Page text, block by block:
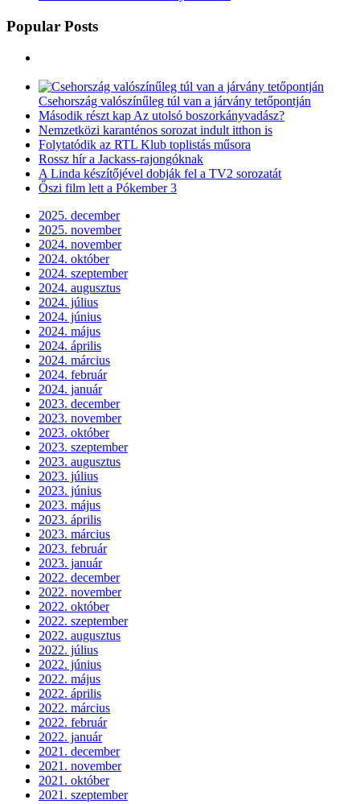
Popular Posts
Csehország valószínűleg túl van a járvány tetőpontján
Második részt kap Az utolsó boszorkányvadász?
Nemzetközi karanténos sorozat indult itthon is
Folytatódik az RTL Klub toplistás műsora
Rossz hír a Jackass-rajongóknak
A Linda készítőjével dobják fel a TV2 sorozatát
Őszi film lett a Pókember 3
2025. december
2025. november
2024. november
2024. október
2024. szeptember
2024. augusztus
2024. július
2024. június
2024. május
2024. április
2024. március
2024. február
2024. január
2023. december
2023. november
2023. október
2023. szeptember
2023. augusztus
2023. július
2023. június
2023. május
2023. április
2023. március
2023. február
2023. január
2022. december
2022. november
2022. október
2022. szeptember
2022. augusztus
2022. július
2022. június
2022. május
2022. április
2022. március
2022. február
2022. január
2021. december
2021. november
2021. október
2021. szeptember